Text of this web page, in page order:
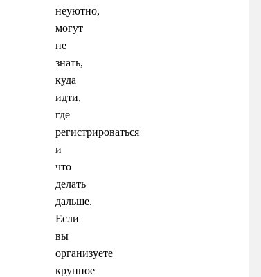
неуютно,
могут
не
знать,
куда
идти,
где
регистрироваться
и
что
делать
дальше.
Если
вы
организуете
крупное